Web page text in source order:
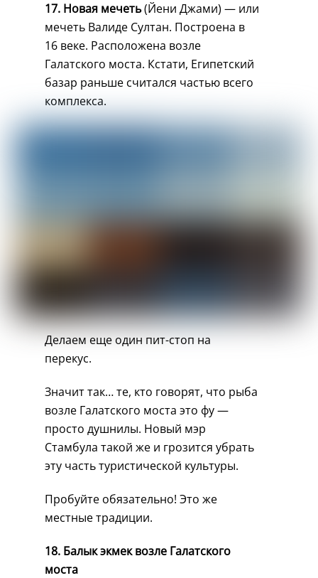
17. Новая мечеть(Йени Джами) — или
мечеть Валиде Султан. Построена в
16 веке. Расположена возле
Галатского моста. Кстати, Египетский
базар раньше считался частью всего
комплекса.
Делаем еще один пит-стоп на
перекус.
Значит так… те, кто говорят, что рыба
возле Галатского моста это фу —
просто душнилы. Новый мэр
Стамбула такой же и грозится убрать
эту часть туристической культуры.
Пробуйте обязательно! Это же
местные традиции.
18. Балык экмек возле Галатского
моста